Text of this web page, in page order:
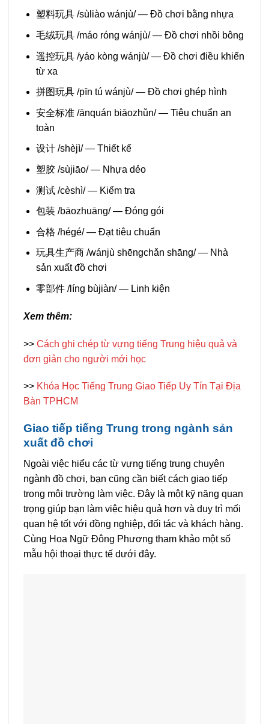
塑料玩具 /sùliào wánjù/ — Đồ chơi bằng nhựa
毛绒玩具 /máo róng wánjù/ — Đồ chơi nhồi bông
遥控玩具 /yáo kòng wánjù/ — Đồ chơi điều khiển
từ xa
拼图玩具 /pīn tú wánjù/ — Đồ chơi ghép hình
安全标准 /ānquán biāozhǔn/ — Tiêu chuẩn an
toàn
设计 /shèjì/ — Thiết kế
塑胶 /sùjiāo/ — Nhựa dẻo
测试 /cèshì/ — Kiểm tra
包装 /bāozhuāng/ — Đóng gói
合格 /hégé/ — Đạt tiêu chuẩn
玩具生产商 /wánjù shēngchǎn shāng/ — Nhà
sản xuất đồ chơi
零部件 /líng bùjiàn/ — Linh kiện
Xem thêm:
>> Cách ghi chép từ vựng tiếng Trung hiệu quả và
đơn giản cho người mới học
>> Khóa Học Tiếng Trung Giao Tiếp Uy Tín Tại Địa
Bàn TPHCM
Giao tiếp tiếng Trung trong ngành sản
xuất đồ chơi
Ngoài việc hiểu các từ vựng tiếng trung chuyên
ngành đồ chơi, bạn cũng cần biết cách giao tiếp
trong môi trường làm việc. Đây là một kỹ năng quan
trọng giúp bạn làm việc hiệu quả hơn và duy trì mối
quan hệ tốt với đồng nghiệp, đối tác và khách hàng.
Cùng Hoa Ngữ Đông Phương tham khảo một số
mẫu hội thoại thực tế dưới đây.